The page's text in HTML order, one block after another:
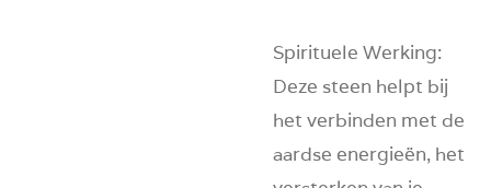
Spirituele Werking:
Deze steen helpt bij
het verbinden met de
aardse energieën, het